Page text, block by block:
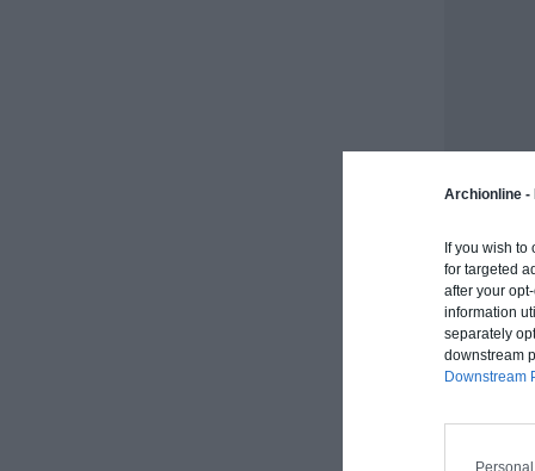
Archionline -
If you wish
for targeted
after your
information
separately
downstream
Downstream
Vous